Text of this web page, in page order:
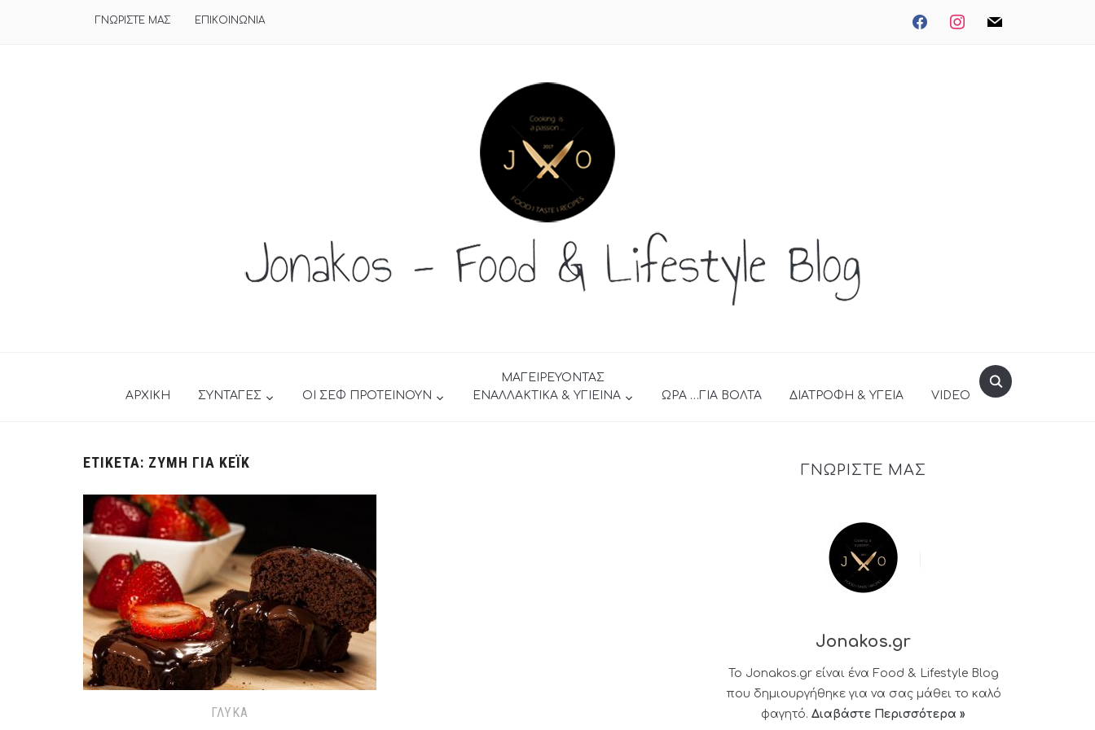
facebookinstagrammail
ΓΝΩΡΙΣΤΕ ΜΑΣ ΕΠΙΚΟΙΝΩΝΙΑ
ΑΡΧΙΚΗ ΣΥΝΤΑΓΕΣ ΟΙ ΣΕΦ ΠΡΟΤΕΙΝΟΥΝ
ΜΑΓΕΙΡΕΥΟΝΤΑΣ
ΕΝΑΛΛΑΚΤΙΚΑ & ΥΓΙΕΙΝΑ
ΩΡΑ …ΓΙΑ ΒΟΛΤΑ ΔΙΑΤΡΟΦΗ & ΥΓΕΙΑ VIDEO
ΕΤΙΚΈΤΑ: ΖΥΜΗ ΓΙΑ ΚΈΙΚ
ΓΛΥΚΆ
ΓΝΩΡΙΣΤΕ ΜΑΣ
Jonakos.gr
Το Jonakos.gr είναι ένα Food & Lifestyle Blog
που δημιουργήθηκε για να σας μάθει το καλό
φαγητό. Διαβάστε Περισσότερα »